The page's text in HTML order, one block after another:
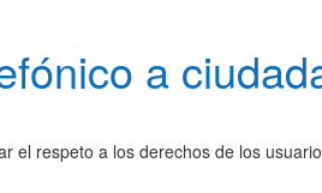
a
respeto a los derechos de los